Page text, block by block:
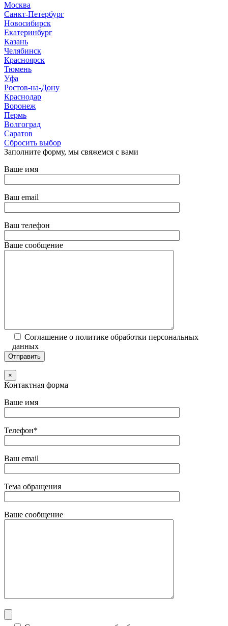
Москва
Санкт-Петербург
Новосибирск
Екатеринбург
Казань
Челябинск
Красноярск
Тюмень
Уфа
Ростов-на-Дону
Краснодар
Воронеж
Пермь
Волгоград
Саратов
Сбросить выбор
Заполните форму, мы свяжемся с вами
Ваше имя
Ваш email
Ваш телефон
Ваше сообщение
Соглашение о политике обработки персональных
данных
×
Контактная форма
Ваше имя
Телефон*
Ваш email
Тема обращения
Ваше сообщение